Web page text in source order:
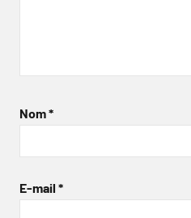
Nom*
E-mail *